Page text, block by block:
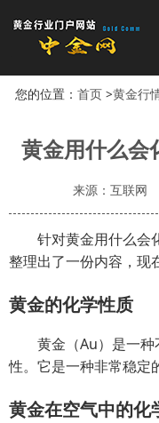
您的位置： 首页>黄金行
黄金用什么会
来源：互联网
针对黄金用什么会
整理出了一份内容，现
黄金的化学性质
黄金（Au）是一
性。它是一种非常稳定
黄金在空气中的化